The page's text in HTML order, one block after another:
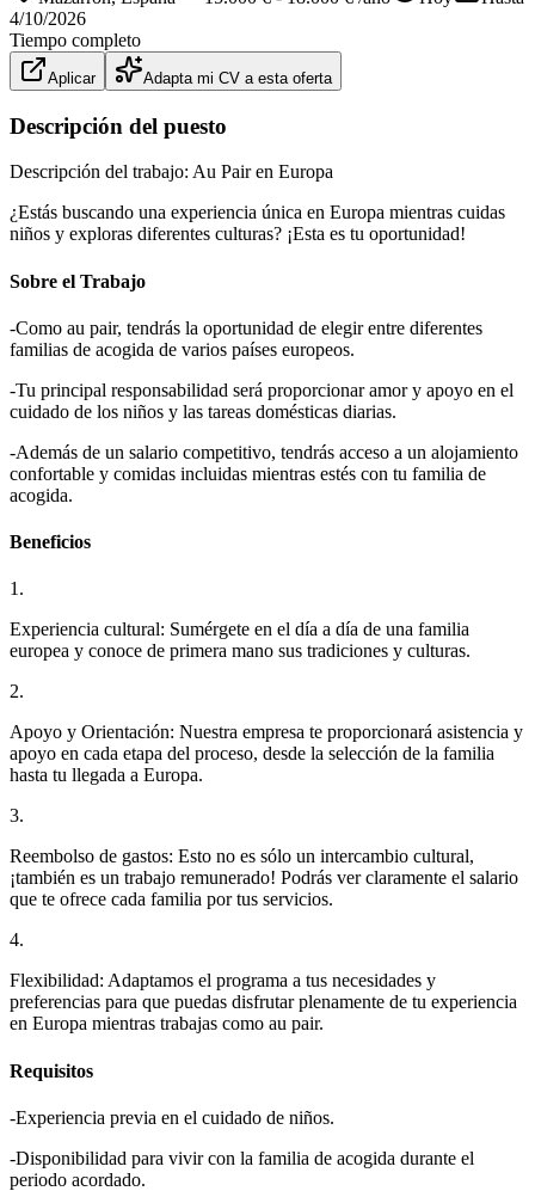
4/10/2026
Tiempo completo
Aplicar Adapta mi CV a esta oferta
Descripción del puesto
Descripción del trabajo: Au Pair en Europa
¿Estás buscando una experiencia única en Europa mientras cuidas
niños y exploras diferentes culturas? ¡Esta es tu oportunidad!
Sobre el Trabajo
-Como au pair, tendrás la oportunidad de elegir entre diferentes
familias de acogida de varios países europeos.
-Tu principal responsabilidad será proporcionar amor y apoyo en el
cuidado de los niños y las tareas domésticas diarias.
-Además de un salario competitivo, tendrás acceso a un alojamiento
confortable y comidas incluidas mientras estés con tu familia de
acogida.
Beneficios
1.
Experiencia cultural: Sumérgete en el día a día de una familia
europea y conoce de primera mano sus tradiciones y culturas.
2.
Apoyo y Orientación: Nuestra empresa te proporcionará asistencia y
apoyo en cada etapa del proceso, desde la selección de la familia
hasta tu llegada a Europa.
3.
Reembolso de gastos: Esto no es sólo un intercambio cultural,
¡también es un trabajo remunerado! Podrás ver claramente el salario
que te ofrece cada familia por tus servicios.
4.
Flexibilidad: Adaptamos el programa a tus necesidades y
preferencias para que puedas disfrutar plenamente de tu experiencia
en Europa mientras trabajas como au pair.
Requisitos
-Experiencia previa en el cuidado de niños.
-Disponibilidad para vivir con la familia de acogida durante el
periodo acordado.